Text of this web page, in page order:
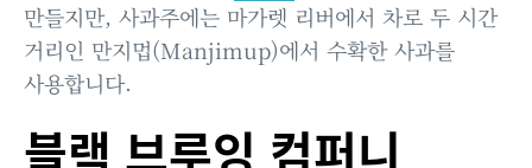
만들지만, 사과주에는 마가렛 리버에서 차로 두 시간
거리인 만지멉(Manjimup)에서 수확한 사과를
사용합니다.
블랙 브루잉 컴퍼니